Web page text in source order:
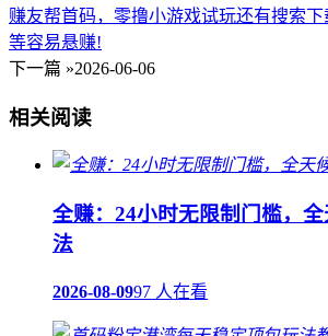
赚友帮首码，零撸小游戏试玩还有搜索
等容易悬赚!
下一篇 »2026-06-06
相关阅读
全赚：24小时无限制门槛，
法
2026-08-0997 人在看